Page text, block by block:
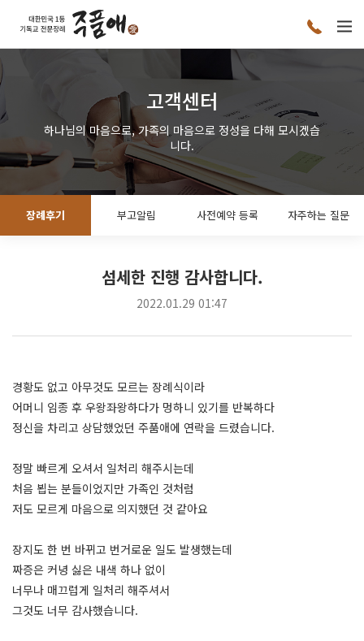
고객센터
하나님의 마음으로, 가족의 마음으로 정성을 다해 모시겠습
니다.
장례후기 부고알림 사전예약 등록 자주하는 질문
섬세한 진행 감사합니다.
2022.01.29 01:47
경황도 없고 아무것도 모르는 장례식이라
어머니 임종 후 우왕좌왕하다가 멍하니 있기를 반복하다
정신을 차리고 상담했었던 주품애에 연락을 드렸습니다.
정말 빠르게 오셔서 일처리 해주시는데
처음 뵙는 분들이었지만 가족인 것처럼
저도 모르게 마음으로 의지했던 것 같아요
장지도 한 번 바뀌고 번거로운 일도 발생했는데
짜증은 커녕 싫은 내색 하나 없이
너무나 매끄럽게 일처리 해주셔서
그것도 너무 감사했습니다.